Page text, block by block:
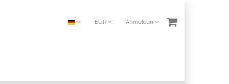
EUR Anmelden